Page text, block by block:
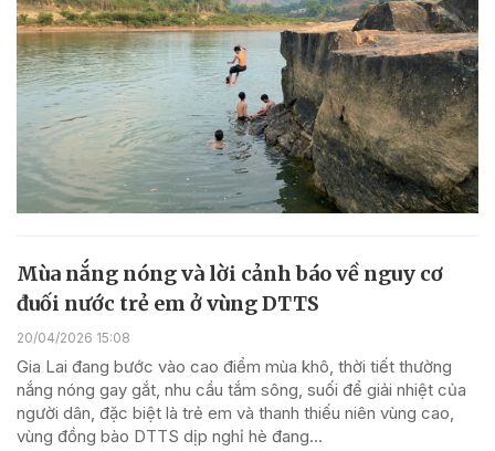
Mùa nắng nóng và lời cảnh báo về nguy cơ
đuối nước trẻ em ở vùng DTTS
20/04/2026 15:08
Gia Lai đang bước vào cao điểm mùa khô, thời tiết thường
nắng nóng gay gắt, nhu cầu tắm sông, suối để giải nhiệt của
người dân, đặc biệt là trẻ em và thanh thiếu niên vùng cao,
vùng đồng bào DTTS dịp nghỉ hè đang...